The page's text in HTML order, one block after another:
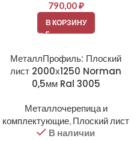
790,00₽
В КОРЗИНУ
МеталлПрофиль: Плоский
лист 2000х1250 Norman
0,5мм Ral 3005
Металлочерепица и
комплектующие, Плоский лист
В наличии